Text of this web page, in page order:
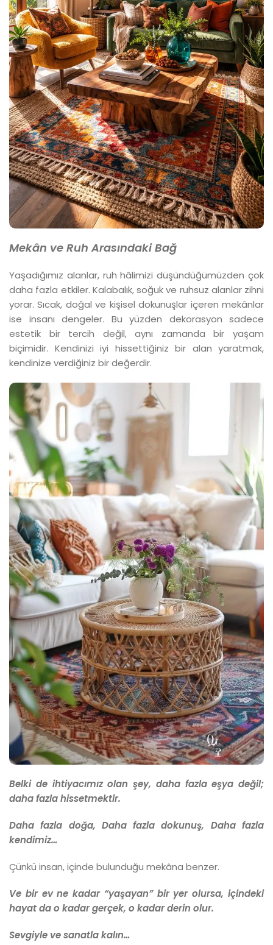
Mekân ve Ruh Arasındaki Bağ
Yaşadığımız alanlar, ruh hâlimizi düşündüğümüzden çok
daha fazla etkiler. Kalabalık, soğuk ve ruhsuz alanlar zihni
yorar. Sıcak, doğal ve kişisel dokunuşlar içeren mekânlar
ise insanı dengeler. Bu yüzden dekorasyon sadece
estetik bir tercih değil, aynı zamanda bir yaşam
biçimidir. Kendinizi iyi hissettiğiniz bir alan yaratmak,
kendinize verdiğiniz bir değerdir.
Belki de ihtiyacımız olan şey, daha fazla eşya değil;
daha fazla hissetmektir.
Daha fazla doğa, Daha fazla dokunuş, Daha fazla
kendimiz…
Çünkü insan, içinde bulunduğu mekâna benzer.
Ve bir ev ne kadar “yaşayan” bir yer olursa, içindeki
hayat da o kadar gerçek, o kadar derin olur.
Sevgiyle ve sanatla kalın…